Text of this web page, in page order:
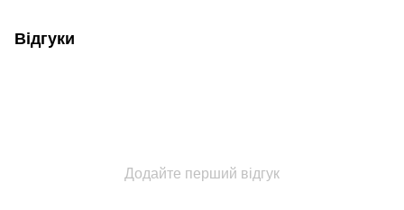
Відгуки
Додайте перший відгук